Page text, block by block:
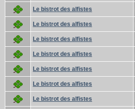
Le bistrot des alfistes
Le bistrot des alfistes
Le bistrot des alfistes
Le bistrot des alfistes
Le bistrot des alfistes
Le bistrot des alfistes
Le bistrot des alfistes